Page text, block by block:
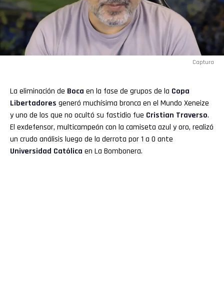
Captura
La eliminación de Boca en la fase de grupos de la Copa
Libertadores generó muchísima bronca en el Mundo Xeneize
y uno de los que no ocultó su fastidio fue Cristian Traverso.
El exdefensor, multicampeón con la camiseta azul y oro, realizó
un crudo análisis luego de la derrota por 1 a 0 ante
Universidad Católica en La Bombonera.